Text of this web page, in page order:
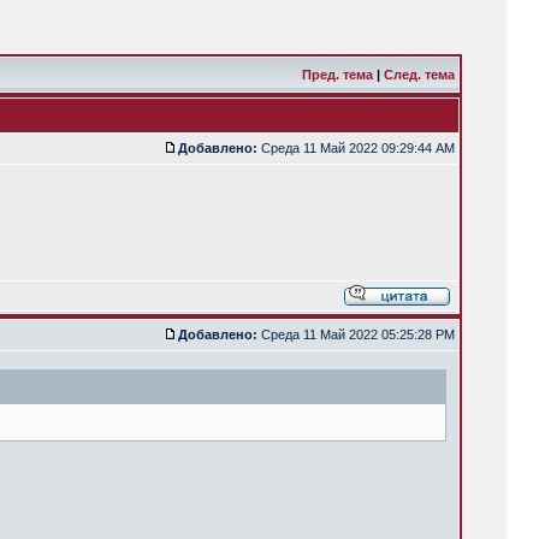
Пред. тема | След. тема
Добавлено: Среда 11 Май 2022 09:29:44 AM
Добавлено: Среда 11 Май 2022 05:25:28 PM